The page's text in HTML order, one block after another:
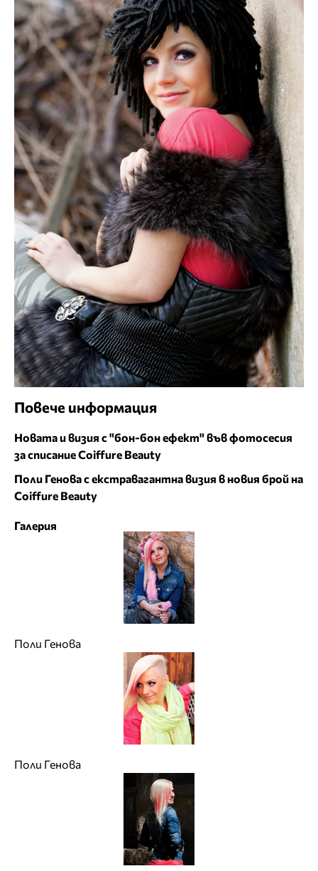
Повече информация
Новата и визия с "бон-бон ефект" във фотосесия
за списание Coiffure Beauty
Поли Генова с екстравагантна визия в новия брой на
Coiffure Beauty
Галерия
Поли Генова
Поли Генова